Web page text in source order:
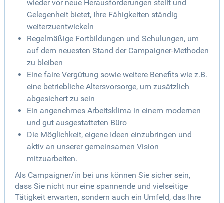
wieder vor neue Herausforderungen stellt und
Gelegenheit bietet, Ihre Fähigkeiten ständig
weiterzuentwickeln
Regelmäßige Fortbildungen und Schulungen, um
auf dem neuesten Stand der Campaigner-Methoden
zu bleiben
Eine faire Vergütung sowie weitere Benefits wie z.B.
eine betriebliche Altersvorsorge, um zusätzlich
abgesichert zu sein
Ein angenehmes Arbeitsklima in einem modernen
und gut ausgestatteten Büro
Die Möglichkeit, eigene Ideen einzubringen und
aktiv an unserer gemeinsamen Vision
mitzuarbeiten.
Als Campaigner/in bei uns können Sie sicher sein,
dass Sie nicht nur eine spannende und vielseitige
Tätigkeit erwarten, sondern auch ein Umfeld, das Ihre